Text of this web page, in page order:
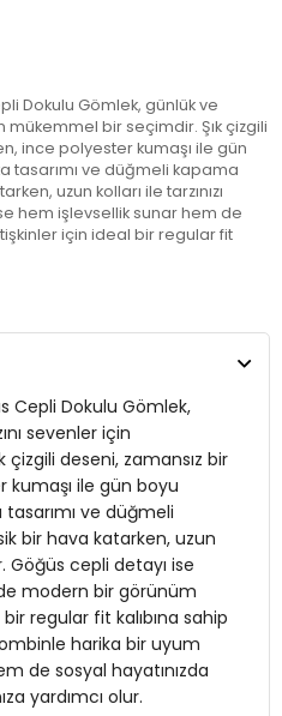
Dokulu Gömlek, günlük ve
mükemmel bir seçimdir. Şık çizgili
ince polyester kumaşı ile gün
tasarımı ve düğmeli kapama
uzun kolları ile tarzınızı
hem işlevsellik sunar hem de
için ideal bir regular fit
hayatınızda şıklığınızı ön
Cepli Dokulu Gömlek,
sevenler için
deseni, zamansız bir
kumaşı ile gün boyu
ve düğmeli
bir hava katarken, uzun
Göğüs cepli detayı ise
modern bir görünüm
regular fit kalıbına sahip
harika bir uyum
de sosyal hayatınızda
yardımcı olur.